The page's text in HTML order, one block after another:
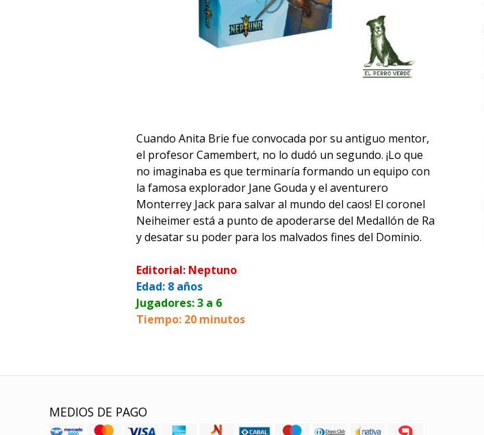
Cuando Anita Brie fue convocada por su antiguo mentor,
el profesor Camembert, no lo dudó un segundo. ¡Lo que
no imaginaba es que terminaría formando un equipo con
la famosa explorador Jane Gouda y el aventurero
Monterrey Jack para salvar al mundo del caos! El coronel
Neiheimer está a punto de apoderarse del Medallón de Ra
y desatar su poder para los malvados fines del Dominio.
Editorial: Neptuno
Edad: 8 años
Jugadores: 3 a 6
Tiempo: 20 minutos
MEDIOS DE PAGO